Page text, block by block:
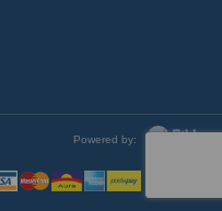
Powered by: